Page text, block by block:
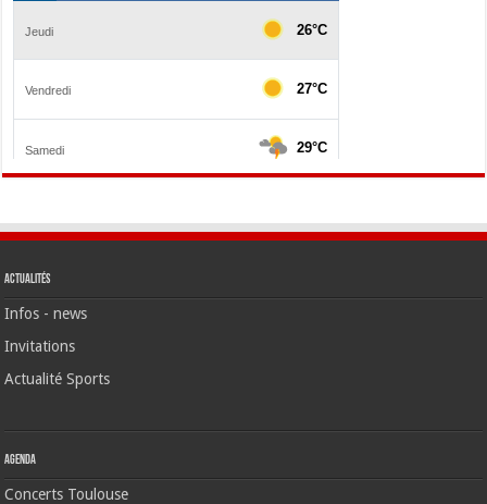
Actualités
Infos - news
Invitations
Actualité Sports
Agenda
Concerts Toulouse